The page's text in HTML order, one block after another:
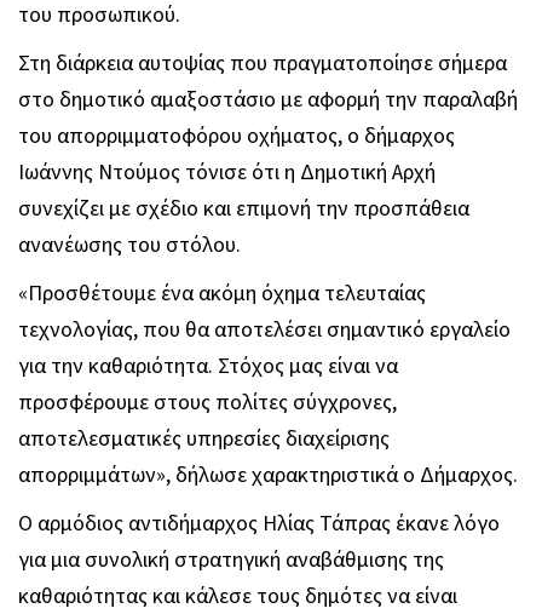
του προσωπικού.
Στη διάρκεια αυτοψίας που πραγματοποίησε σήμερα
στο δημοτικό αμαξοστάσιο με αφορμή την παραλαβή
του απορριμματοφόρου οχήματος, ο δήμαρχος
Ιωάννης Ντούμος τόνισε ότι η Δημοτική Αρχή
συνεχίζει με σχέδιο και επιμονή την προσπάθεια
ανανέωσης του στόλου.
«Προσθέτουμε ένα ακόμη όχημα τελευταίας
τεχνολογίας, που θα αποτελέσει σημαντικό εργαλείο
για την καθαριότητα. Στόχος μας είναι να
προσφέρουμε στους πολίτες σύγχρονες,
αποτελεσματικές υπηρεσίες διαχείρισης
απορριμμάτων», δήλωσε χαρακτηριστικά ο Δήμαρχος.
Ο αρμόδιος αντιδήμαρχος Ηλίας Τάπρας έκανε λόγο
για μια συνολική στρατηγική αναβάθμισης της
καθαριότητας και κάλεσε τους δημότες να είναι